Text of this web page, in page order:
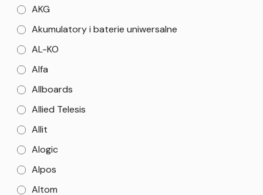
AKG
Akumulatory i baterie uniwersalne
AL-KO
Alfa
Allboards
Allied Telesis
Allit
Alogic
Alpos
Altom